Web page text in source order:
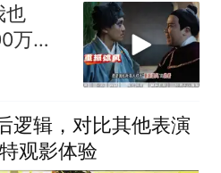
也
万，
逻辑，对比其他表演
观影体验